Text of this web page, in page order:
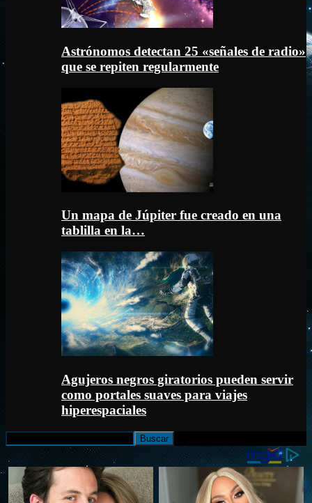
Astrónomos detectan 25 «señales de radio»
que se repiten regularmente
Un mapa de Júpiter fue creado en una
tablilla en la…
Agujeros negros giratorios pueden servir
como portales suaves para viajes
hiperespaciales